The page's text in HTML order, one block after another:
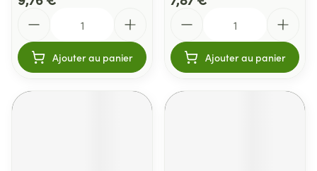
Ajouter au panier Ajouter au panier